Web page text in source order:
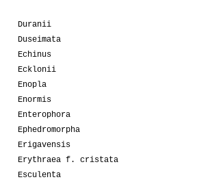
Duranii
Duseimata
Echinus
Ecklonii
Enopla
Enormis
Enterophora
Ephedromorpha
Erigavensis
Erythraea f. cristata
Esculenta